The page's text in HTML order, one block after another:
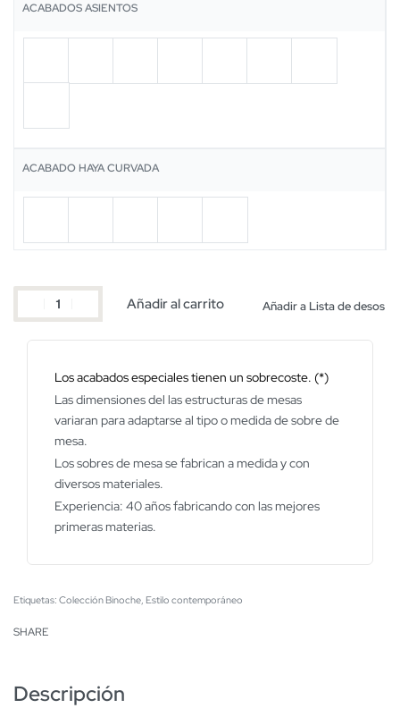
ACABADOS ASIENTOS
ACABADO HAYA CURVADA
Añadir al carrito Añadir a Lista de desos
Los acabados especiales tienen un sobrecoste. (*)
Las dimensiones del las estructuras de mesas
variaran para adaptarse al tipo o medida de sobre de
mesa.
Los sobres de mesa se fabrican a medida y con
diversos materiales.
Experiencia: 40 años fabricando con las mejores
primeras materias.
Etiquetas: Colección Binoche Estilo contemporáneo
SHARE
Descripción